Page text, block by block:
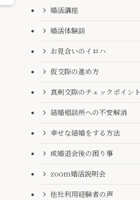
婚活講座
婚活体験談
お見合いのイロハ
仮交際の進め方
真剣交際のチェックポイント
結婚相談所への不安解消
幸せな結婚をする方法
成婚退会後の困り事
zoom婚活説明会
他社利用経験者の声